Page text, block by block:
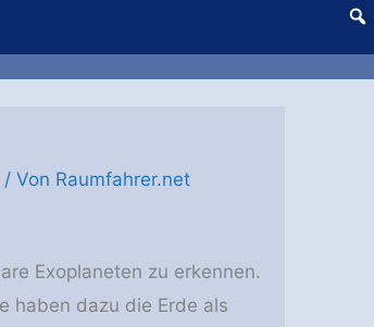
/ Von Raumfahrer.net
Exoplaneten zu erkennen.
haben dazu die Erde als